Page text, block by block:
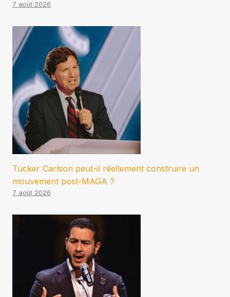
7 août 2026
Tucker Carlson peut-il réellement construire un
mouvement post-MAGA ?
7 août 2026